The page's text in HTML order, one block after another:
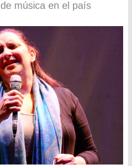
música en el país